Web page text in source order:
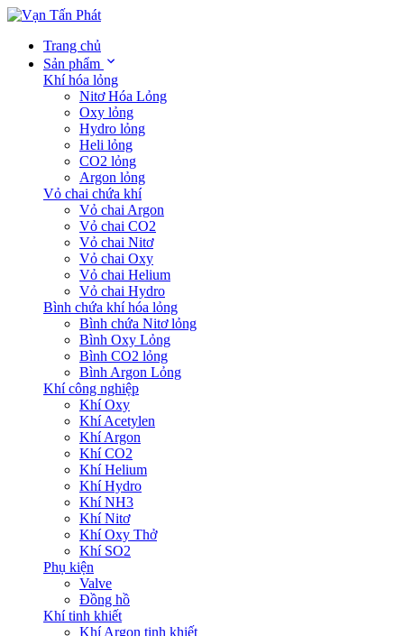
Trang chủ
Sản phẩm
Khí hóa lỏng
Nitơ Hóa Lỏng
Oxy lỏng
Hydro lỏng
Heli lỏng
CO2 lỏng
Argon lỏng
Vỏ chai chứa khí
Vỏ chai Argon
Vỏ chai CO2
Vỏ chai Nitơ
Vỏ chai Oxy
Vỏ chai Helium
Vỏ chai Hydro
Bình chứa khí hóa lỏng
Bình chứa Nitơ lỏng
Bình Oxy Lỏng
Bình CO2 lỏng
Bình Argon Lỏng
Khí công nghiệp
Khí Oxy
Khí Acetylen
Khí Argon
Khí CO2
Khí Helium
Khí Hydro
Khí NH3
Khí Nitơ
Khí Oxy Thở
Khí SO2
Phụ kiện
Valve
Đồng hồ
Khí tinh khiết
Khí Argon tinh khiết